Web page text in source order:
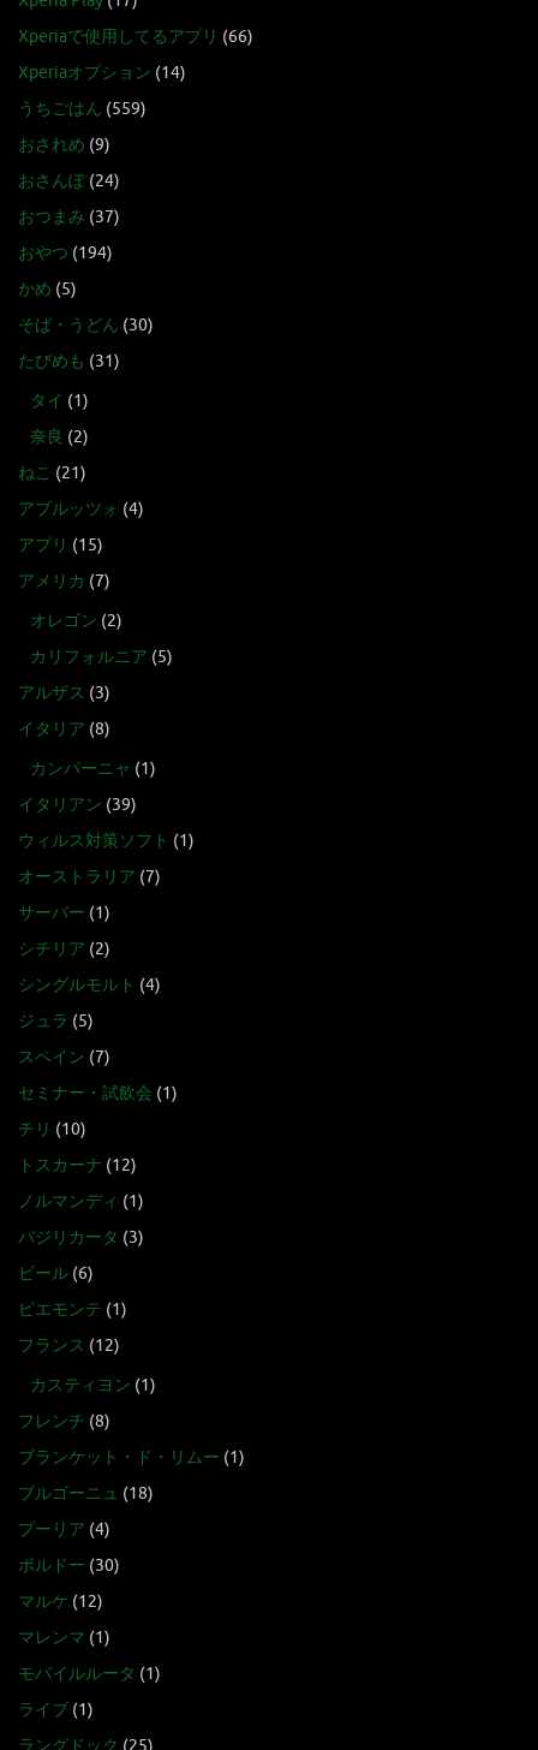
Xperiaで使用してるアプリ (66)
Xperiaオプション (14)
うちごはん (559)
おされめ (9)
おさんぽ(24)
おつまみ (37)
おやつ (194)
かめ (5)
そば・うどん (30)
たびめも (31)
タイ (1)
奈良 (2)
ねこ (21)
アブルッツォ (4)
アプリ (15)
アメリカ (7)
オレゴン (2)
カリフォルニア (5)
アルザス (3)
イタリア (8)
カンパーニャ (1)
イタリアン (39)
ウィルス対策ソフト (1)
オーストラリア (7)
サーバー (1)
シチリア (2)
シングルモルト (4)
ジュラ (5)
スペイン (7)
セミナー・試飲会 (1)
チリ (10)
トスカーナ (12)
ノルマンディ (1)
バジリカータ (3)
ビール (6)
ピエモンテ (1)
フランス (12)
カスティヨン (1)
フレンチ (8)
ブランケット・ド・リムー (1)
ブルゴーニュ (18)
プーリア (4)
ボルドー (30)
マルケ (12)
マレンマ (1)
モバイルルータ (1)
ライブ (1)